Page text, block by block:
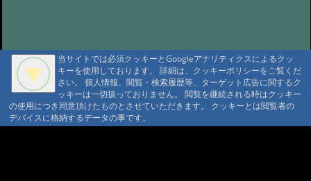
#34:本日の雨飾温泉 @ '22 12/16 07:18
#33: 今期の営業は11/13まで
@ '22 11/3 09:34
#32:全国旅行支援
#31:14日 オープン
当サイトでは必須クッキーとGoogleアナリティクスによるクッ
キーを使用しております。 詳細は、クッキーポリシーをご覧くだ
さい。 個人情報、閲覧・検索履歴等、ターゲット広告に関するク
ッキーは一切扱っておりません。 閲覧を継続される時はクッキー
の使用につき同意頂けたものとさせていただきます。 クッキーとは閲覧者の
デバイスに格納するデータの事です。